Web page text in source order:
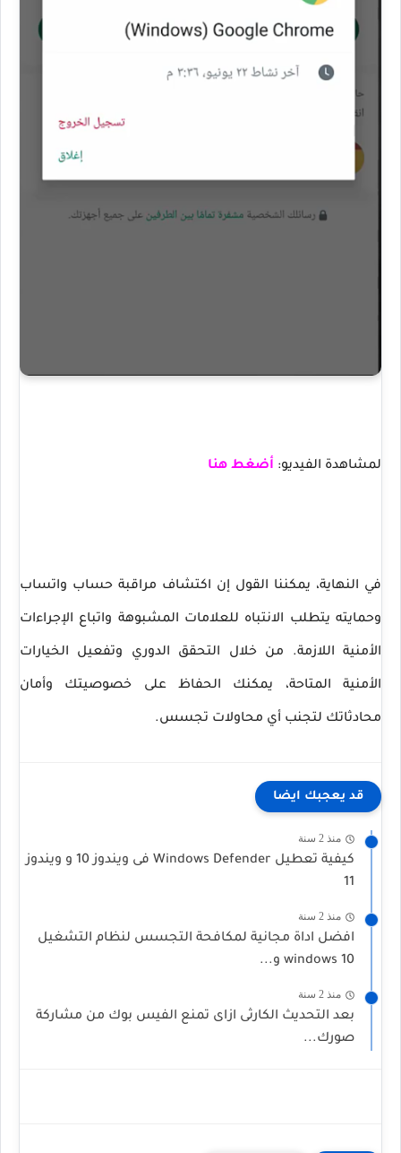
لمشاهدة الفيديو: أضغط هنا
في النهاية، يمكننا القول إن اكتشاف مراقبة حساب واتساب
وحمايته يتطلب الانتباه للعلامات المشبوهة واتباع الإجراءات
الأمنية اللازمة. من خلال التحقق الدوري وتفعيل الخيارات
الأمنية المتاحة، يمكنك الحفاظ على خصوصيتك وأمان
محادثاتك لتجنب أي محاولات تجسس.
قد يعجبك ايضا
منذ 2 سنة
كيفية تعطيل Windows Defender فى ويندوز 10 و ويندوز
11
منذ 2 سنة
افضل اداة مجانية لمكافحة التجسس لنظام التشغيل
windows 10 و...
منذ 2 سنة
بعد التحديث الكارثى ازاى تمنع الفيس بوك من مشاركة
صورك...